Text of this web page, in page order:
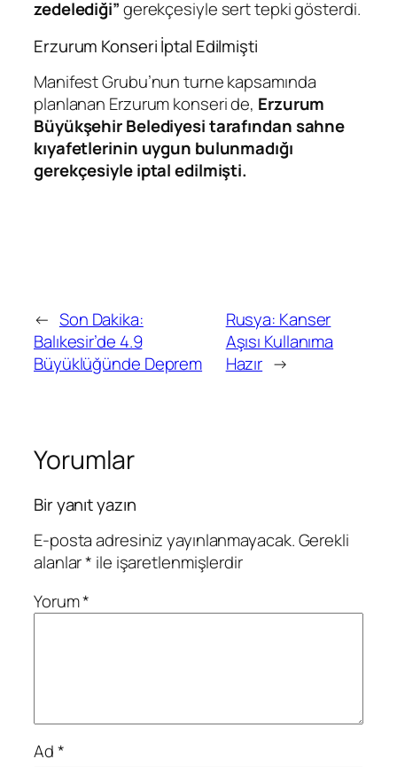
zedelediği”gerekçesiyle sert tepki gösterdi.
Erzurum Konseri İptal Edilmişti
Manifest Grubu’nun turne kapsamında
planlanan Erzurum konseri de, Erzurum
Büyükşehir Belediyesi tarafından sahne
kıyafetlerinin uygun bulunmadığı
gerekçesiyle iptal edilmişti.
← Son Dakika:
Balıkesir’de 4.9
Büyüklüğünde Deprem
Rusya: Kanser
Aşısı Kullanıma
Hazır →
Yorumlar
Bir yanıt yazın
E-posta adresiniz yayınlanmayacak.Gerekli
alanlar* ile işaretlenmişlerdir
Yorum*
Ad*